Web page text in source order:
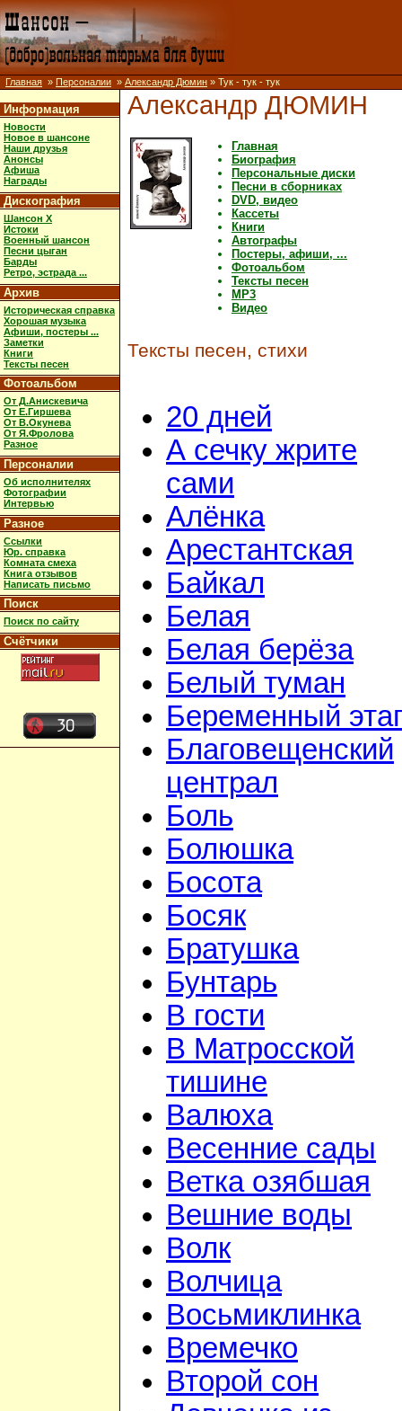
Главная » Персоналии » Александр Дюмин » Тук - тук - тук
Информация
Новости
Новое в шансоне
Наши друзья
Анонсы
Афиша
Награды
Дискография
Шансон X
Истоки
Военный шансон
Песни цыган
Барды
Ретро, эстрада ...
Архив
Историческая справка
Хорошая музыка
Афиши, постеры ...
Заметки
Книги
Тексты песен
Фотоальбом
От Д.Анискевича
От Е.Гиршева
От В.Окунева
От Я.Фролова
Разное
Персоналии
Об исполнителях
Фотографии
Интервью
Разное
Ссылки
Юр. справка
Комната смеха
Книга отзывов
Написать письмо
Поиск
Поиск по сайту
Счётчики
Александр ДЮМИН
Главная
Биография
Персональные диски
Песни в сборниках
DVD, видео
Кассеты
Книги
Автографы
Постеры, афиши, ...
Фотоальбом
Тексты песен
MP3
Видео
Тексты песен, стихи
20 дней
А сечку жрите
сами
Алёнка
Арестантская
Байкал
Белая
Белая берёза
Белый туман
Беременный
Благовещенский
централ
Боль
Болюшка
Босота
Босяк
Братушка
Бунтарь
В гости
В Матросской
тишине
Валюха
Весенние сады
Ветка озябшая
Вешние воды
Волк
Волчица
Восьмиклинка
Времечко
Второй сон